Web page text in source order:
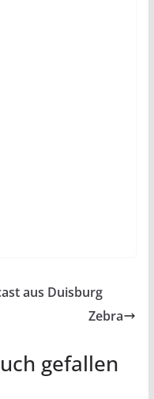
aus Duisburg
Zebra
gefallen